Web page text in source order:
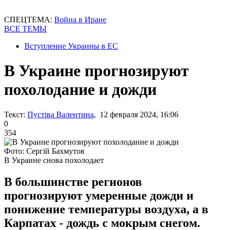
СПЕЦТЕМА: Война в Иране
ВСЕ ТЕМЫ
Вступление Украины в ЕС
В Украине прогнозируют
похолодание и дожди
Текст: Пустіва Валентина, 12 февраля 2024, 16:06
0
354
Фото: Сергій Бахмутов
В Украине снова похолодает
В большинстве регионов
прогнозируют умеренные дожди и
понижение температуры воздуха, а в
Карпатах - дождь с мокрым снегом.